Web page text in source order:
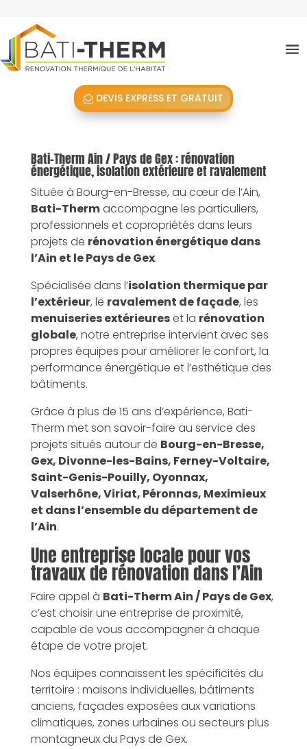
DEVIS EXPRESS ET GRATUIT
Bati-Therm Ain / Pays de Gex : rénovation
énergétique, isolation extérieure et ravalement
Située à Bourg-en-Bresse, au cœur de l’Ain,
Bati-Thermaccompagne les particuliers,
professionnels et copropriétés dans leurs
projets de rénovation énergétique dans
l’Ain et le Pays de Gex.
Spécialisée dans l’isolation thermique par
l’extérieur, le ravalement de façade, les
menuiseries extérieureset la rénovation
globale, notre entreprise intervient avec ses
propres équipes pour améliorer le confort, la
performance énergétique et l’esthétique des
bâtiments.
Grâce à plus de 15 ans d’expérience, Bati-
Therm met son savoir-faire au service des
projets situés autour de Bourg-en-Bresse,
Gex, Divonne-les-Bains, Ferney-Voltaire,
Saint-Genis-Pouilly, Oyonnax,
Valserhône, Viriat, Péronnas, Meximieux
et dans l’ensemble du département de
l’Ain.
Une entreprise locale pour vos
travaux de rénovation dans l’Ain
Faire appel à Bati-Therm Ain / Pays de Gex,
c’est choisir une entreprise de proximité,
capable de vous accompagner à chaque
étape de votre projet.
Nos équipes connaissent les spécificités du
territoire : maisons individuelles, bâtiments
anciens, façades exposées aux variations
climatiques, zones urbaines ou secteurs plus
montagneux du Pays de Gex.